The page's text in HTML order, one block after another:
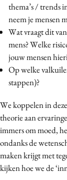
thema’s / trends
neem je mensen
Wat vraagt dit
mens? Welke
jouw mensen
Op welke
stappen)?
We koppelen in
theorie aan
immers om moed,
ondanks de
maken krijgt met
kijken hoe we de